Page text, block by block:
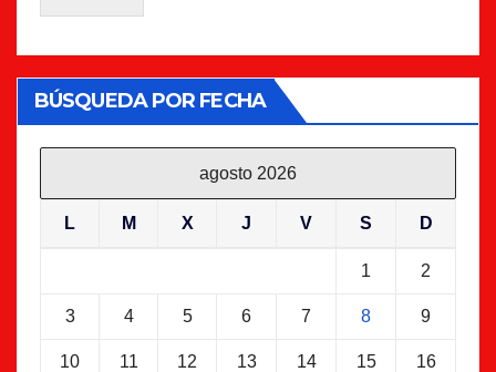
BÚSQUEDA POR FECHA
agosto 2026
L M X J V S D
1 2
3 4 5 6 7 8 9
10 11 12 13 14 15 16